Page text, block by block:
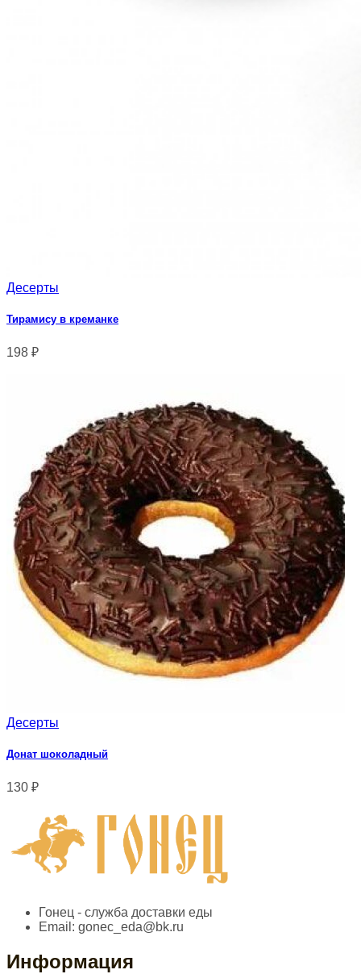
Десерты
Тирамису в креманке
198 ₽
Десерты
Донат шоколадный
130 ₽
Гонец - служба доставки еды
Email: gonec_eda@bk.ru
Информация